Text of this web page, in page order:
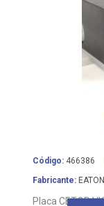
Código: 466386
Fabricante:
Placa CETOP